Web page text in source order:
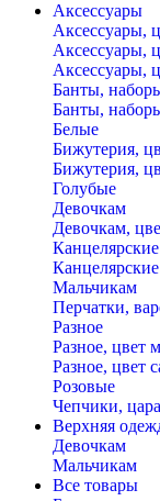
Аксессуары
Аксессуары,
Аксессуары,
Аксессуары,
Банты,
Банты,
Белые
Бижутерия,
Бижутерия,
Голубые
Девочкам
Девочкам,
Мальчикам
Перчатки,
Разное
Разное, цвет
Разное, цвет
Розовые
Чепчики,
Верхняя
Девочкам
Мальчикам
Все товары